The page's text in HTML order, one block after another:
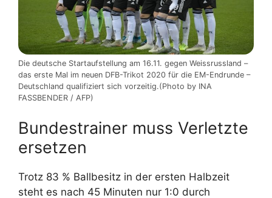
Die deutsche Startaufstellung am 16.11. gegen Weissrussland –
das erste Mal im neuen DFB-Trikot 2020 für die EM-Endrunde –
Deutschland qualifiziert sich vorzeitig.(Photo by INA
FASSBENDER / AFP)
Bundestrainer muss Verletzte
ersetzen
Trotz 83 % Ballbesitz in der ersten Halbzeit
steht es nach 45 Minuten nur 1:0 durch